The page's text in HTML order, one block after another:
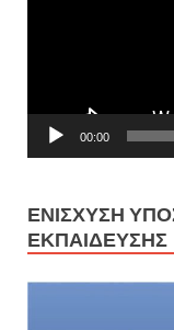
00:00
ΕΝΊΣΧΥΣΗ
ΕΚΠΑΊΔΕΥΣΗΣ